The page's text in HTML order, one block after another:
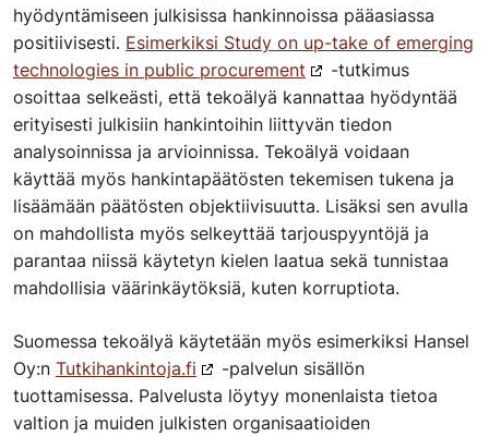
hyödyntämiseen julkisissa hankinnoissa pääasiassa
positiivisesti. Esimerkiksi Study on up-take of emerging
technologies in public procurement
-tutkimus
osoittaa selkeästi, että tekoälyä kannattaa hyödyntää
erityisesti julkisiin hankintoihin liittyvän tiedon
analysoinnissa ja arvioinnissa. Tekoälyä voidaan
käyttää myös hankintapäätösten tekemisen tukena ja
lisäämään päätösten objektiivisuutta. Lisäksi sen avulla
on mahdollista myös selkeyttää tarjouspyyntöjä ja
parantaa niissä käytetyn kielen laatua sekä tunnistaa
mahdollisia väärinkäytöksiä, kuten korruptiota.
Suomessa tekoälyä käytetään myös esimerkiksi Hansel
Oy:n Tutkihankintoja.fi
-palvelun sisällön
tuottamisessa. Palvelusta löytyy monenlaista tietoa
valtion ja muiden julkisten organisaatioiden